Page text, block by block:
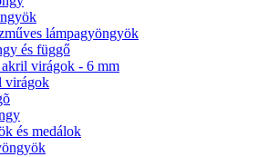
lámpagyöngyök
és függő
virágok - 6 mm
virágok
és medálok